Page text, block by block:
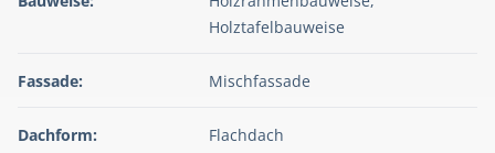
Holztafelbauweise
Fassade: Mischfassade
Dachform: Flachdach